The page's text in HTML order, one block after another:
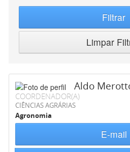
Filtrar
Limpar
Aldo
COORDENADOR(A)
CIÊNCIAS AGRÁRIAS
Agronomia
E-mail